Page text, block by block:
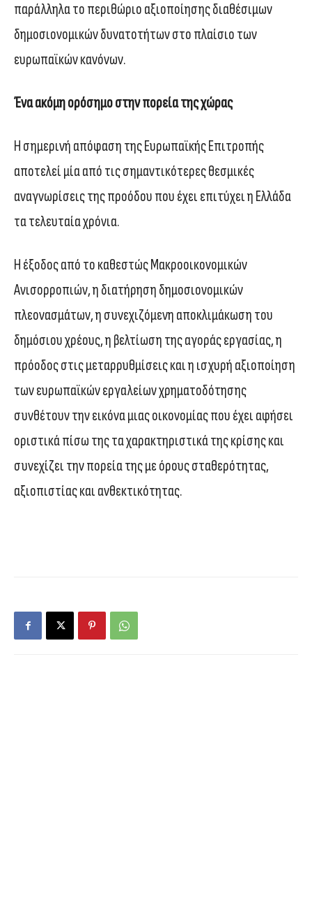
παράλληλα το περιθώριο αξιοποίησης διαθέσιμων
δημοσιονομικών δυνατοτήτων στο πλαίσιο των
ευρωπαϊκών κανόνων.
Ένα ακόμη ορόσημο στην πορεία της χώρας
Η σημερινή απόφαση της Ευρωπαϊκής Επιτροπής
αποτελεί μία από τις σημαντικότερες θεσμικές
αναγνωρίσεις της προόδου που έχει επιτύχει η Ελλάδα
τα τελευταία χρόνια.
Η έξοδος από το καθεστώς Μακροοικονομικών
Ανισορροπιών, η διατήρηση δημοσιονομικών
πλεονασμάτων, η συνεχιζόμενη αποκλιμάκωση του
δημόσιου χρέους, η βελτίωση της αγοράς εργασίας, η
πρόοδος στις μεταρρυθμίσεις και η ισχυρή αξιοποίηση
των ευρωπαϊκών εργαλείων χρηματοδότησης
συνθέτουν την εικόνα μιας οικονομίας που έχει αφήσει
οριστικά πίσω της τα χαρακτηριστικά της κρίσης και
συνεχίζει την πορεία της με όρους σταθερότητας,
αξιοπιστίας και ανθεκτικότητας.